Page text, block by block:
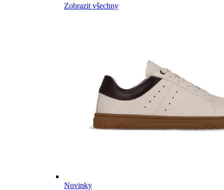
Zobrazit všechny
Novinky